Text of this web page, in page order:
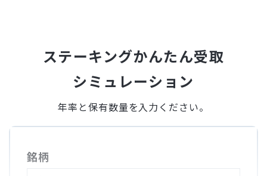
ステーキングかんたん受取
シミュレーション
年率と保有数量を入力ください。
銘柄